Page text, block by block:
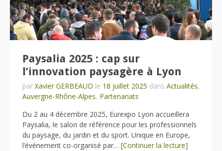
Paysalia 2025 : cap sur
l’innovation paysagère à Lyon
par Xavier GERBEAUD le 18 juillet 2025 dans Actualités,
Auvergne-Rhône-Alpes, Partenariats
Du 2 au 4 décembre 2025, Eurexpo Lyon accueillera
Paysalia, le salon de référence pour les professionnels
du paysage, du jardin et du sport. Unique en Europe,
l’événement co-organisé par… [Continuer la lecture]